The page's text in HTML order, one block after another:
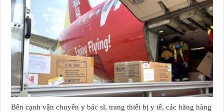
Bên cạnh vận chuyển y bác sĩ, trang thiết bị y tế, các hãng hàng